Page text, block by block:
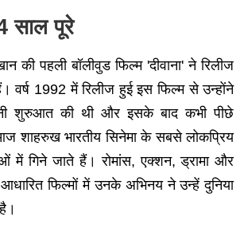
साल पूरे
की पहली बॉलीवुड फिल्म 'दीवाना' ने रिलीज
वर्ष 1992 में रिलीज हुई इस फिल्म से उन्होंने
शुरुआत की थी और इसके बाद कभी पीछे
शाहरुख भारतीय सिनेमा के सबसे लोकप्रिय
गिने जाते हैं। रोमांस, एक्शन, ड्रामा और
आधारित फिल्मों में उनके अभिनय ने उन्हें दुनिया